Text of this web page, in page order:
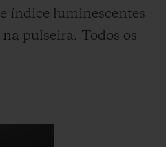
índice luminescentes
pulseira. Todos os
em uma caixa em
ilimitadas